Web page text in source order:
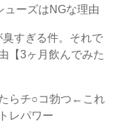
ューズはNGな理由
臭すぎる件。それで
【3ヶ月飲んでみた
らチ○コ勃つ←これ
レパワー